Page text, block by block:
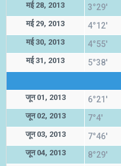
मई 28, 2013 3°29'
मई 29, 2013 4°12'
मई 30, 2013 4°55'
मई 31, 2013 5°38'
जून 01, 2013 6°21'
जून 02, 2013 7°4'
जून 03, 2013 7°46'
जून 04, 2013 8°29'